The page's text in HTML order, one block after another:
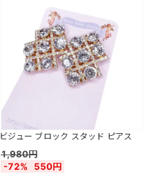
ビジュー ブロック スタッド ピアス
1,980円
-72%
550円